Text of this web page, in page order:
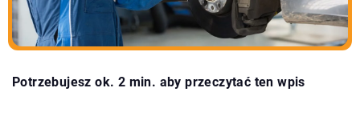
Potrzebujesz ok. 2 min. aby przeczytać ten wpis